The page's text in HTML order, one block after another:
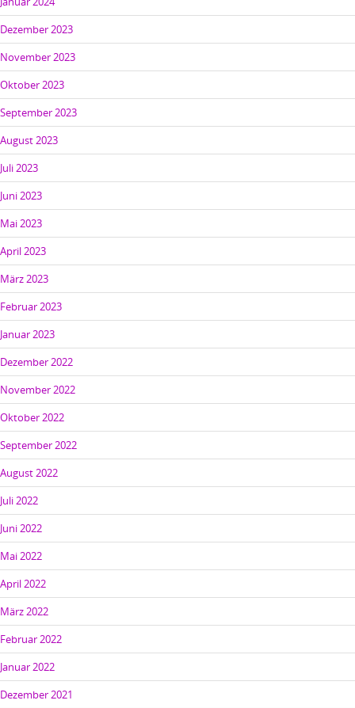
Dezember 2023
November 2023
Oktober 2023
September 2023
August 2023
Juli 2023
Juni 2023
Mai 2023
April 2023
März 2023
Februar 2023
Januar 2023
Dezember 2022
November 2022
Oktober 2022
September 2022
August 2022
Juli 2022
Juni 2022
Mai 2022
April 2022
März 2022
Februar 2022
Januar 2022
Dezember 2021